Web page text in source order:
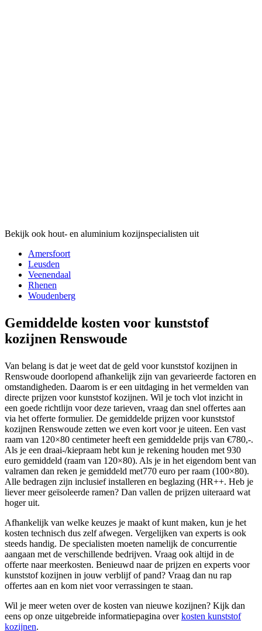
Bekijk ook hout- en aluminium kozijnspecialisten uit
Amersfoort
Leusden
Veenendaal
Rhenen
Woudenberg
Gemiddelde kosten voor kunststof
kozijnen Renswoude
Van belang is dat je weet dat de geld voor kunststof kozijnen in
Renswoude doorlopend afhankelijk zijn van gevarieerde factoren en
omstandigheden. Daarom is er een uitdaging in het vermelden van
directe prijzen voor kunststof kozijnen. Wil je toch vlot inzicht in
een goede richtlijn voor deze tarieven, vraag dan snel offertes aan
via het offerte formulier. De gemiddelde prijzen voor kunststof
kozijnen Renswoude zetten we even kort voor je uiteen. Een vast
raam van 120×80 centimeter heeft een gemiddelde prijs van €780,-.
Als je een draai-/kiepraam hebt kun je rekening houden met 930
euro gemiddeld (raam van 120×80). Als je in het eigendom bent van
valramen dan reken je gemiddeld met770 euro per raam (100×80).
Alle bedragen zijn inclusief installeren en beglazing (HR++. Heb je
liever meer geïsoleerde ramen? Dan vallen de prijzen uiteraard wat
hoger uit.
Afhankelijk van welke keuzes je maakt of kunt maken, kun je het
kosten technisch dus zelf afwegen. Vergelijken van experts is ook
steeds handig. De specialisten moeten namelijk de concurrentie
aangaan met de verschillende bedrijven. Vraag ook altijd in de
offerte naar meerkosten. Benieuwd naar de prijzen en experts voor
kunststof kozijnen in jouw verblijf of pand? Vraag dan nu rap
offertes aan en kom niet voor verrassingen te staan.
Wil je meer weten over de kosten van nieuwe kozijnen? Kijk dan
eens op onze uitgebreide informatiepagina overkosten kunststof
kozijnen.